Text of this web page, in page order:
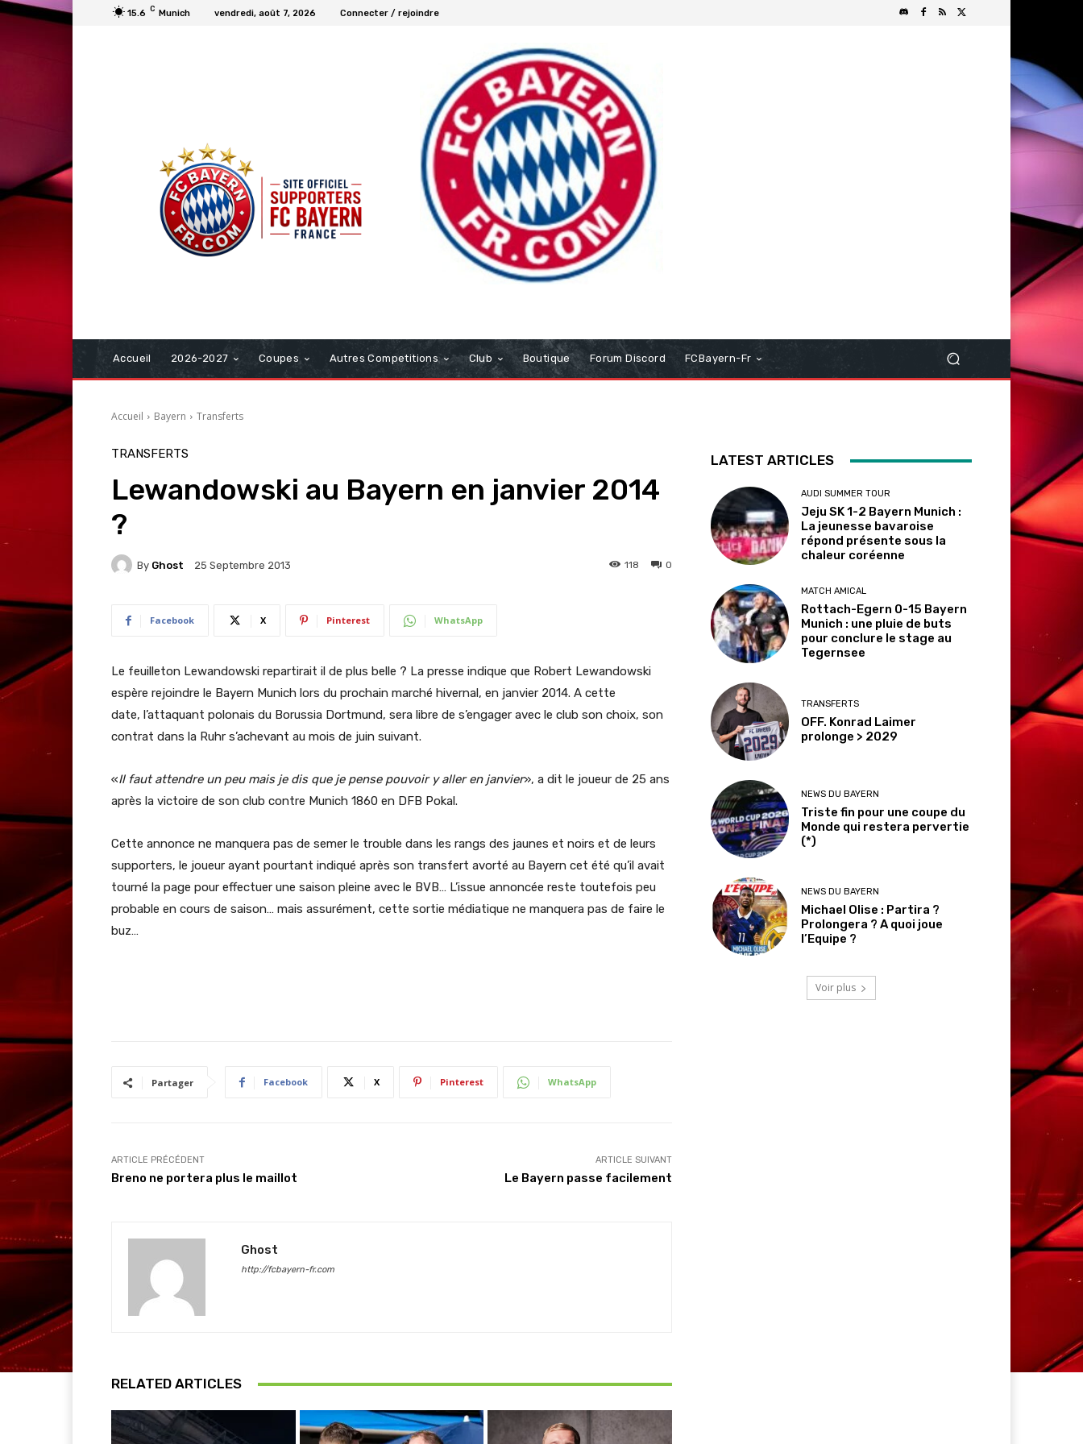
15.6 C Munich vendredi, août 7, 2026 Connecter / rejoindre
Accueil 2026-2027 Coupes Autres Competitions Club Boutique Forum Discord FCBayern-Fr
Accueil Bayern Transferts
TRANSFERTS
Lewandowski au Bayern en janvier 2014
?
By Ghost 25 Septembre 2013 0
118
Facebook X Pinterest WhatsApp
Le feuilleton Lewandowski repartirait il de plus belle ? La presse indique que Robert Lewandowski
espère rejoindre le Bayern Munich lors du prochain marché hivernal, en janvier 2014. A cette
date, l’attaquant polonais du Borussia Dortmund, sera libre de s’engager avec le club son choix, son
contrat dans la Ruhr s’achevant au mois de juin suivant.
«Il faut attendre un peu mais je dis que je pense pouvoir y aller en janvier», a dit le joueur de 25 ans
après la victoire de son club contre Munich 1860 en DFB Pokal.
Cette annonce ne manquera pas de semer le trouble dans les rangs des jaunes et noirs et de leurs
supporters, le joueur ayant pourtant indiqué après son transfert avorté au Bayern cet été qu’il avait
tourné la page pour effectuer une saison pleine avec le BVB… L’issue annoncée reste toutefois peu
probable en cours de saison… mais assurément, cette sortie médiatique ne manquera pas de faire le
buz…
Partager Facebook X Pinterest WhatsApp
ARTICLE PRÉCÉDENT
Breno ne portera plus le maillot
ARTICLE SUIVANT
Le Bayern passe facilement
Ghost
http://fcbayern-fr.com
RELATED ARTICLES
LATEST ARTICLES
AUDI SUMMER TOUR
Jeju SK 1-2 Bayern Munich :
La jeunesse bavaroise
répond présente sous la
chaleur coréenne
MATCH AMICAL
Rottach-Egern 0-15 Bayern
Munich : une pluie de buts
pour conclure le stage au
Tegernsee
TRANSFERTS
OFF. Konrad Laimer
prolonge > 2029
NEWS DU BAYERN
Triste fin pour une coupe du
Monde qui restera pervertie
(*)
NEWS DU BAYERN
Michael Olise : Partira ?
Prolongera ? A quoi joue
l’Equipe ?
Voir plus